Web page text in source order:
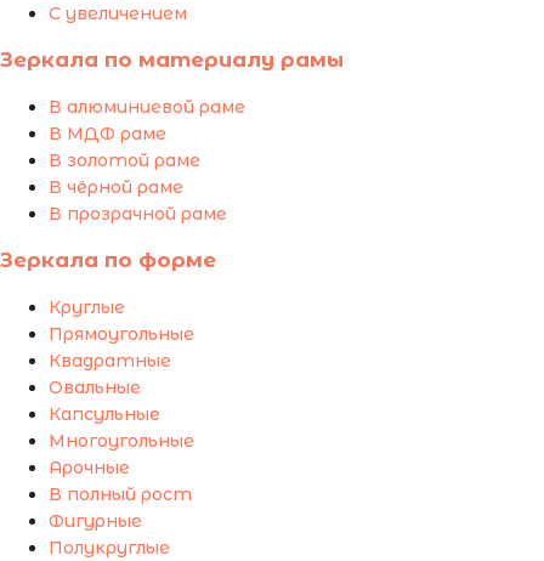
С увеличением
Зеркала по материалу рамы
В алюминиевой раме
В МДФ раме
В золотой раме
В чёрной раме
В прозрачной раме
Зеркала по форме
Круглые
Прямоугольные
Квадратные
Овальные
Капсульные
Многоугольные
Арочные
В полный рост
Фигурные
Полукруглые